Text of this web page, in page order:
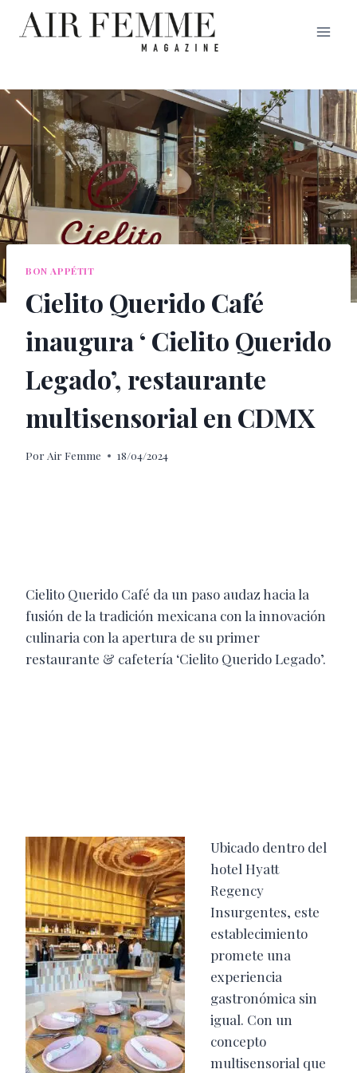
Saltar
BON APPÉTIT
Cielito Querido Café
inaugura ‘ Cielito Querido
Legado’, restaurante
multisensorial en CDMX
Por Air Femme 18/04/2024
Cielito Querido Café da un paso audaz hacia la
fusión de la tradición mexicana con la innovación
culinaria con la apertura de su primer
restaurante & cafetería ‘Cielito Querido Legado’.
Ubicado dentro del
hotel Hyatt
Regency
Insurgentes, este
establecimiento
promete una
experiencia
gastronómica sin
igual. Con un
concepto
multisensorial que